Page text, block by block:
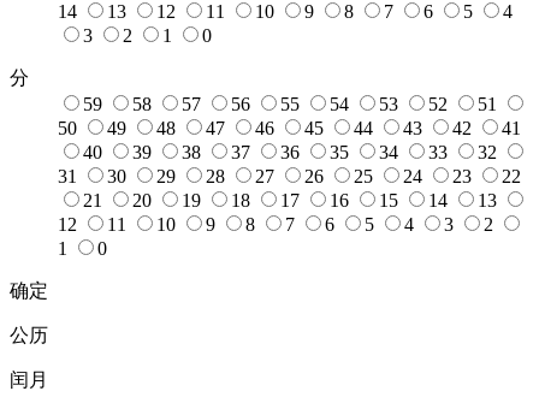
14
13 12 11 10 9 8 7 6 5
4
3
2 1 0
分
59
58 57 56 55 54 53 52
51
50
49 48 47 46 45 44 43 42
41
40
39 38 37 36 35 34 33
32
31
30 29 28 27 26 25 24 23
22
21
20 19 18 17 16 15 14
13
12
11 10 9 8 7 6 5 4 3
2
1
0
确定
公历
闰月